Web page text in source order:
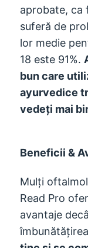
aprobate, ca
suferă de
lor medie
18 este 91%.
bun care
ayurvedice
vedeți mai
Beneficii &
Mulți
Read Pro
avantaje